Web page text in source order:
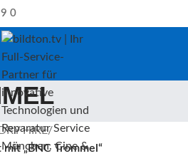
0
HIRE/
„BNC Trommel“